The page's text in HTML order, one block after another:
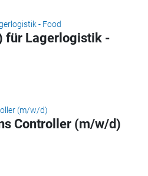
für Lagerlogistik -
Controller (m/w/d)